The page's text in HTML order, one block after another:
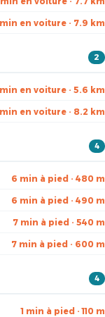
min en voiture · 7.9 km
2
en voiture · 5.6 km
min en voiture · 8.2 km
4
6 min à pied · 480 m
6 min à pied · 490 m
7 min à pied · 540 m
7 min à pied · 600 m
4
1 min à pied · 110 m